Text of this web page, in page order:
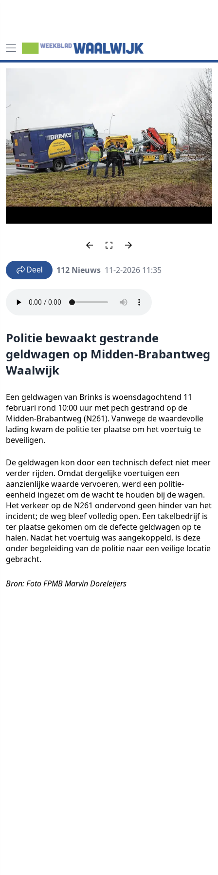
Deel 112 Nieuws 11-2-2026 11:35
Politie bewaakt gestrande
geldwagen op Midden-Brabantweg
Waalwijk
Een geldwagen van Brinks is woensdagochtend 11
februari rond 10:00 uur met pech gestrand op de
Midden-Brabantweg (N261). Vanwege de waardevolle
lading kwam de politie ter plaatse om het voertuig te
beveiligen.
De geldwagen kon door een technisch defect niet meer
verder rijden. Omdat dergelijke voertuigen een
aanzienlijke waarde vervoeren, werd een politie-
eenheid ingezet om de wacht te houden bij de wagen.
Het verkeer op de N261 ondervond geen hinder van het
incident; de weg bleef volledig open. Een takelbedrijf is
ter plaatse gekomen om de defecte geldwagen op te
halen. Nadat het voertuig was aangekoppeld, is deze
onder begeleiding van de politie naar een veilige locatie
gebracht.
Bron: Foto FPMB Marvin Doreleijers